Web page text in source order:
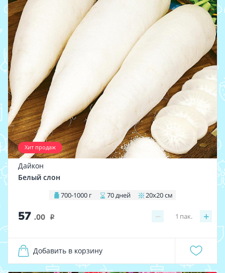
Хит продаж
Дайкон
Белый слон
700-1000 г 70 дней 20х20 см
57 .00 i − +
1 пак.
Добавить в корзину